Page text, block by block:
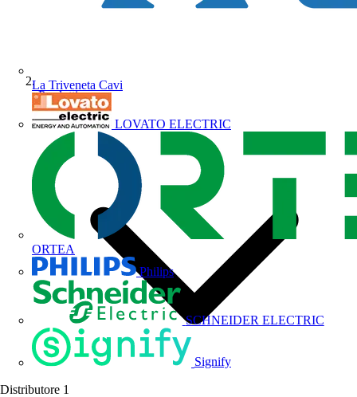
La Triveneta Cavi
LOVATO ELECTRIC
ORTEA
Philips
SCHNEIDER ELECTRIC
Signify
Distributore 1
Prodotti